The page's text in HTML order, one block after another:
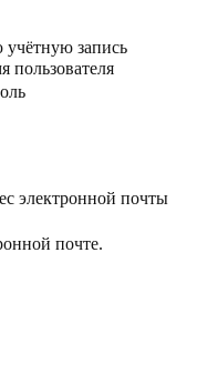
запись
пользователя
электронной почты
почте.